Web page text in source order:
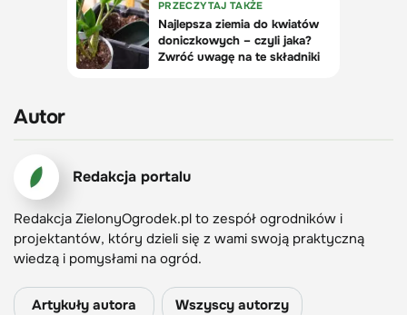
Autor
Redakcja portalu
Redakcja ZielonyOgrodek.pl to zespół ogrodników i
projektantów, który dzieli się z wami swoją praktyczną
wiedzą i pomysłami na ogród.
Artykuły autora Wszyscy autorzy